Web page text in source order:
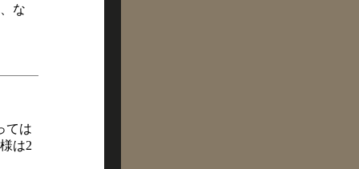
な
ては
は2